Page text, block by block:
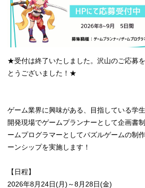
★受付は終了いたしました。沢山のご応募
とうございました！★
ゲーム業界に興味がある、目指している学
開発現場でゲームプランナーとして企画
ームプログラマーとしてパズルゲームの制
ーンシップを実施します！
【日程】
2026年8月24日(月)～8月28日(金)